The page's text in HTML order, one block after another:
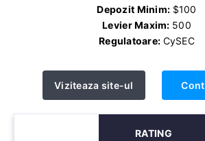
Depozit Minim: $100
Levier Maxim: 500
Regulatoare: CySEC
Viziteaza site-ul
RATING